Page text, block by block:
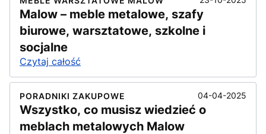
Malow – meble metalowe, szafy
biurowe, warsztatowe, szkolne i
socjalne
Czytaj całość
PORADNIKI ZAKUPOWE 04-04-2025
Wszystko, co musisz wiedzieć o
meblach metalowych Malow